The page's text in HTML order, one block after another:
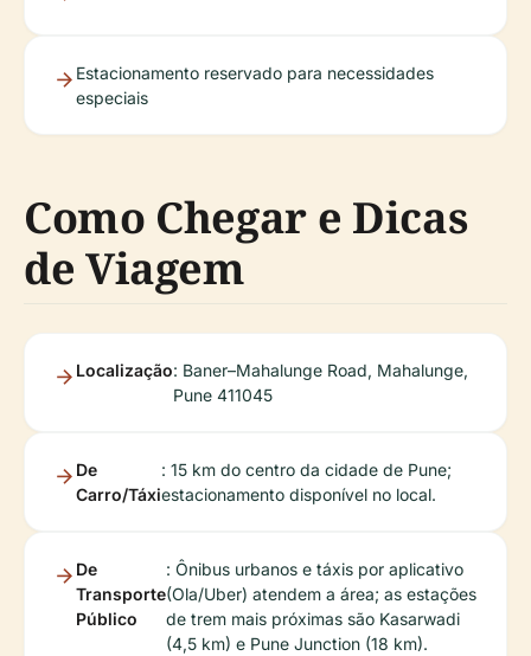
Estacionamento reservado para necessidades
especiais
Como Chegar e Dicas
de Viagem
Localização: Baner–Mahalunge Road, Mahalunge,
Pune 411045
De
Carro/Táxi
: 15 km do centro da cidade de Pune;
estacionamento disponível no local.
De
Transporte
Público
: Ônibus urbanos e táxis por aplicativo
(Ola/Uber) atendem a área; as estações
de trem mais próximas são Kasarwadi
(4,5 km) e Pune Junction (18 km).